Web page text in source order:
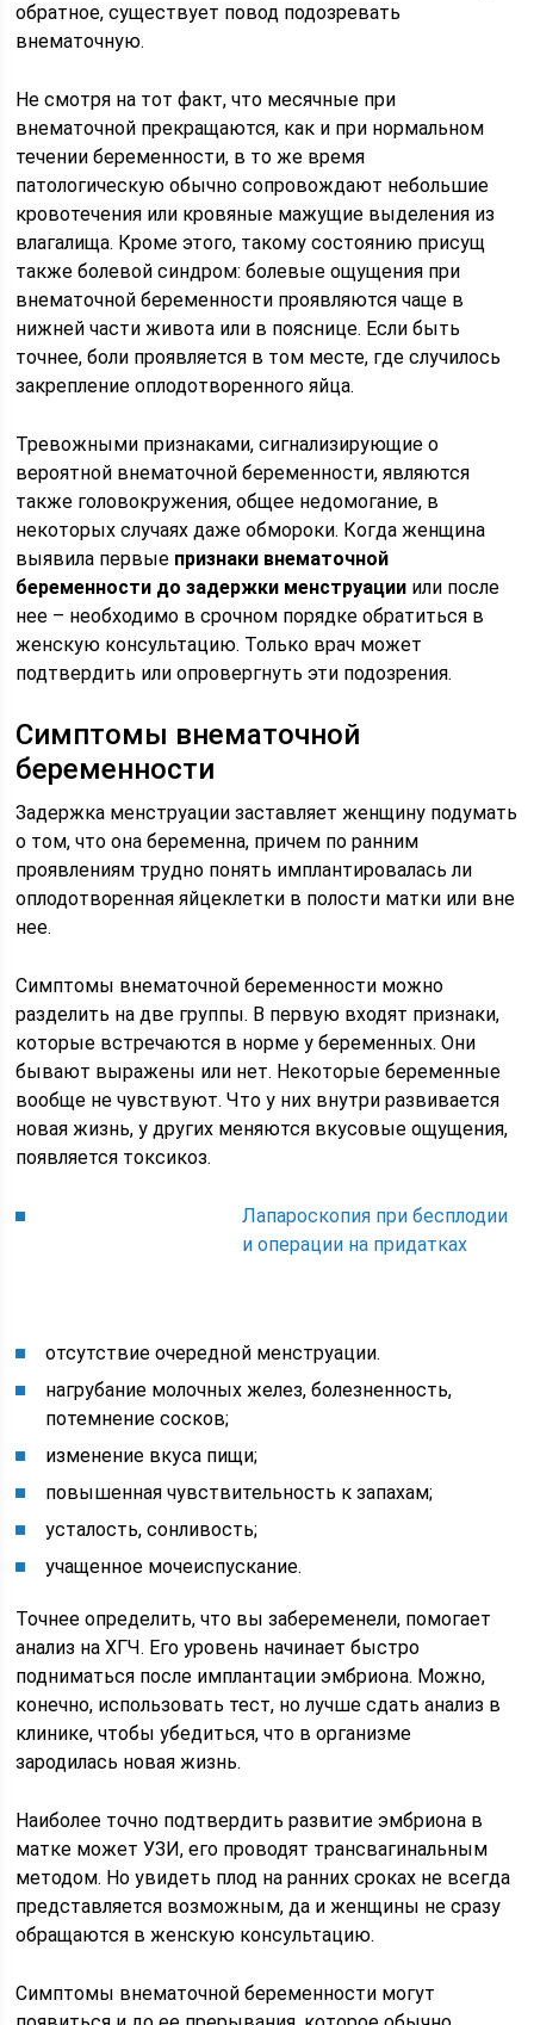
обратное, существует повод подозревать
внематочную.
Не смотря на тот факт, что месячные при
внематочной прекращаются, как и при нормальном
течении беременности, в то же время
патологическую обычно сопровождают небольшие
кровотечения или кровяные мажущие выделения из
влагалища. Кроме этого, такому состоянию присущ
также болевой синдром: болевые ощущения при
внематочной беременности проявляются чаще в
нижней части живота или в пояснице. Если быть
точнее, боли проявляется в том месте, где случилось
закрепление оплодотворенного яйца.
Тревожными признаками, сигнализирующие о
вероятной внематочной беременности, являются
также головокружения, общее недомогание, в
некоторых случаях даже обмороки. Когда женщина
выявила первые признаки внематочной
беременности до задержки менструации или после
нее – необходимо в срочном порядке обратиться в
женскую консультацию. Только врач может
подтвердить или опровергнуть эти подозрения.
Симптомы внематочной
беременности
Задержка менструации заставляет женщину подумать
о том, что она беременна, причем по ранним
проявлениям трудно понять имплантировалась ли
оплодотворенная яйцеклетки в полости матки или вне
нее.
Симптомы внематочной беременности можно
разделить на две группы. В первую входят признаки,
которые встречаются в норме у беременных. Они
бывают выражены или нет. Некоторые беременные
вообще не чувствуют. Что у них внутри развивается
новая жизнь, у других меняются вкусовые ощущения,
появляется токсикоз.
Лапароскопия при бесплодии
и операции на придатках
отсутствие очередной менструации.
нагрубание молочных желез, болезненность,
потемнение сосков;
изменение вкуса пищи;
повышенная чувствительность к запахам;
усталость, сонливость;
учащенное мочеиспускание.
Точнее определить, что вы забеременели, помогает
анализ на ХГЧ. Его уровень начинает быстро
подниматься после имплантации эмбриона. Можно,
конечно, использовать тест, но лучше сдать анализ в
клинике, чтобы убедиться, что в организме
зародилась новая жизнь.
Наиболее точно подтвердить развитие эмбриона в
матке может УЗИ, его проводят трансвагинальным
методом. Но увидеть плод на ранних сроках не всегда
представляется возможным, да и женщины не сразу
обращаются в женскую консультацию.
Симптомы внематочной беременности могут